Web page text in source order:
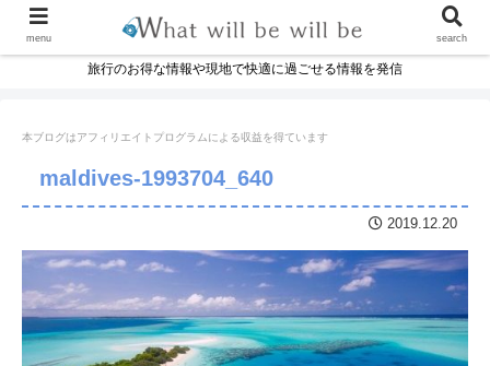
旅行のお得な情報や現地で快適に過ごせる情報を発信
本ブログはアフィリエイトプログラムによる収益を得ています
maldives-1993704_640
2019.12.20
menu search